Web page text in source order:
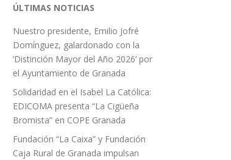
ÚLTIMAS NOTICIAS
Nuestro presidente, Emilio Jofré
Domínguez, galardonado con la
‘Distinción Mayor del Año 2026’ por
el Ayuntamiento de Granada
Solidaridad en el Isabel La Católica:
EDICOMA presenta “La Cigüeña
Bromista” en COPE Granada
Fundación “La Caixa” y Fundación
Caja Rural de Granada impulsan